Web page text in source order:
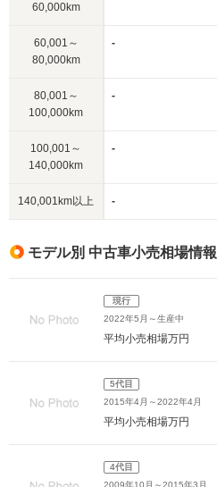
60,000km
60,001～
80,000km
-
80,001～
100,000km
-
100,001～
140,000km
-
140,001km以上 -
モデル別 中古車小売相場情報
現行
2022年5月～生産中
平均小売相場万円
5代目
2015年4月～2022年4月
平均小売相場万円
4代目
2009年10月～2015年3月